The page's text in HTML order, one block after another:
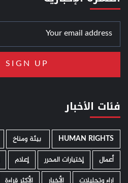
فئات الأخبار
HUMAN RIGHTS ­ بيئة ومناخ
أعمال
إختيارات المحرر إعلام